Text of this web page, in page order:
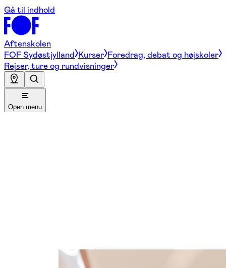
Gå til indhold
Aftenskolen
FOF Sydøstjylland Kurser Foredrag, debat og højskoler
Rejser, ture og rundvisninger
Open menu